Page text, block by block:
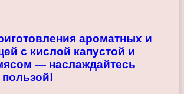
ароматных и
с кислой капустой и
— наслаждайтесь